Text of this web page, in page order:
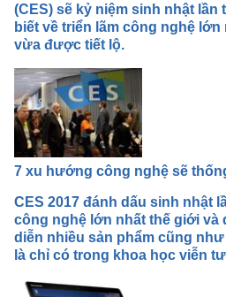
(CES) sẽ kỷ niệm sinh nhật lần
biết về triển lãm công nghệ
vừa được tiết lộ.
7 xu hướng công nghệ sẽ
CES 2017 đánh dấu sinh nhật
công nghệ lớn nhất thế giới và
diễn nhiều sản phẩm cũng
là chỉ có trong khoa học viễn